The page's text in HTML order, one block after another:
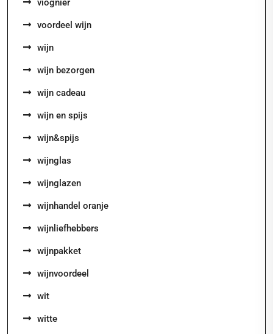
viognier
voordeel wijn
wijn
wijn bezorgen
wijn cadeau
wijn en spijs
wijn&spijs
wijnglas
wijnglazen
wijnhandel oranje
wijnliefhebbers
wijnpakket
wijnvoordeel
wit
witte